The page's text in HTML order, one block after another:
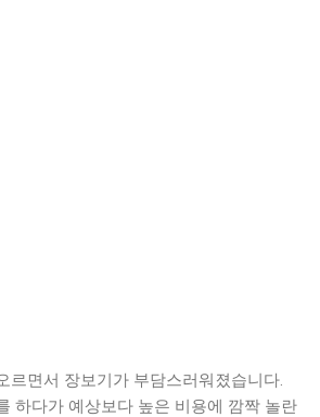
르면서 장보기가 부담스러워졌습니다.
하다가 예상보다 높은 비용에 깜짝 놀란